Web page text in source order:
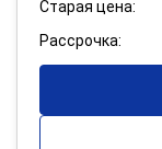
Старая цена:
Рассрочка: